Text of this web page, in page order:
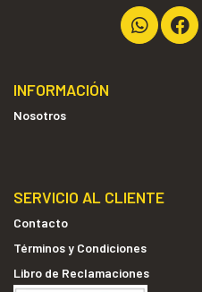
INFORMACIÓN
Nosotros
SERVICIO AL CLIENTE
Contacto
Términos y Condiciones
Libro de Reclamaciones